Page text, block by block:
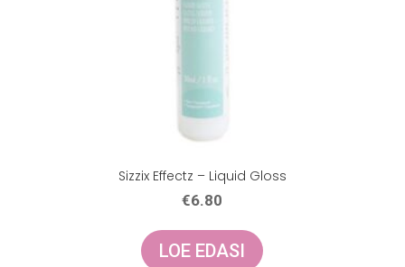
Sizzix Effectz – Liquid Gloss
€6.80
LOE EDASI